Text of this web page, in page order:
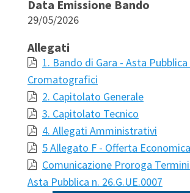
Data Emissione Bando
29/05/2026
Allegati
1. Bando di Gara - Asta
Cromatografici
2. Capitolato Generale
3. Capitolato Tecnico
4. Allegati Amministrativi
5 Allegato F - Offerta Economica
Comunicazione Proroga
Asta Pubblica n. 26.G.UE.0007